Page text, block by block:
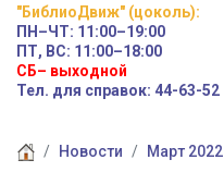
"БиблиоДвиж" (цоколь):
ПН–ЧТ: 11:00–19:00
ПТ, ВС: 11:00–18:00
СБ– выходной
Тел. для справок: 44-63-52
Новости Март 2022